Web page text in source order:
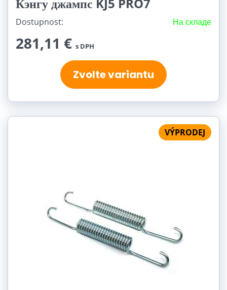
Dostupnost: На складе
281,11 € s DPH
Zvolte variantu
VÝPRODEJ